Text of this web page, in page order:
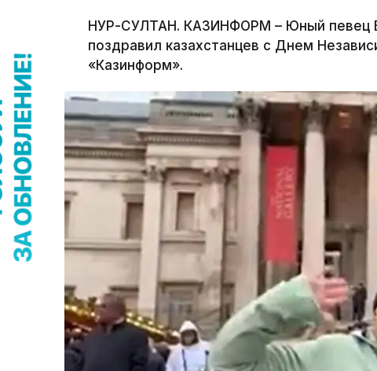
НУР-СУЛТАН. КАЗИНФОРМ – Юный певец
поздравил казахстанцев с Днем
«Казинформ».